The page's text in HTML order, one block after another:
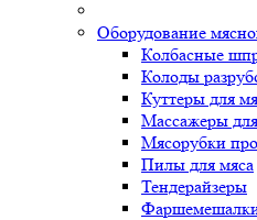
Оборудование
Колбасные
Колоды
Куттеры для
Массажеры
Мясорубки
Пилы для мяса
Тендерайзеры